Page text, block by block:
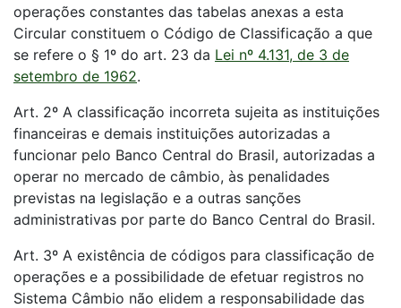
operações constantes das tabelas anexas a esta
Circular constituem o Código de Classificação a que
se refere o § 1º do art. 23 da Lei nº 4.131, de 3 de
setembro de 1962.
Art. 2º A classificação incorreta sujeita as instituições
financeiras e demais instituições autorizadas a
funcionar pelo Banco Central do Brasil, autorizadas a
operar no mercado de câmbio, às penalidades
previstas na legislação e a outras sanções
administrativas por parte do Banco Central do Brasil.
Art. 3º A existência de códigos para classificação de
operações e a possibilidade de efetuar registros no
Sistema Câmbio não elidem a responsabilidade das